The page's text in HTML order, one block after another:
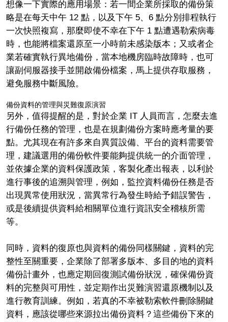
想像一下實際的應用場景：若一間企業所採取的備份策
略是在每天中午 12 點，以及下午 5、6 點分別排程執行
一次快照複寫，那麼即使不幸在下午 1 點遭遇勒索病毒
時，也能將檔案還原至一小時前未感染版本；又或者企
業若確實執行異地備份，當本地機房臨時故障時，也可
讓副伺服器接手並開啟備份檔案，馬上提供存取服務，
避免服務中斷風險。
備份資料的管理與災難復原演習
另外，值得提醒的是，對於企業 IT 人員而言，怎麼去進
行備份任務的管理，也是在規劃備份方案時應考量的要
點。尤其現在有許多來自異質設備、平台的資料需要管
理，建議選用的備份軟件要能夠提供統一的介面管理，
並依據企業的資料保護政策，客製化產出報表，以利於
進行事後的追溯與管理，例如，監控資料備份任務是否
出現異常使用狀況，當異常行為發生時給予錯誤警告，
或是後續提供資料給相關單位進行資訊安全稽核所需
等。
同時，資料的復原也與資料的備份同樣關鍵，資料的完
整性至關重要，企業除了部署多版本、多目的地的資料
備份計畫外，也應定期回復測試備份狀況，確保備份資
料的完整與可用性，並定期作出災難演習還原機制以及
進行教育訓練。例如，若真的不幸被勒索軟件刪除關鍵
資料，應該從哪些來源拉出備份資料？這些備份下來的